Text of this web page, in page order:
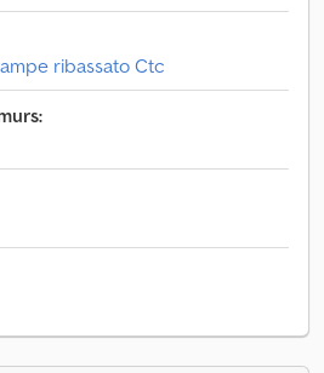
ribassato Ctc